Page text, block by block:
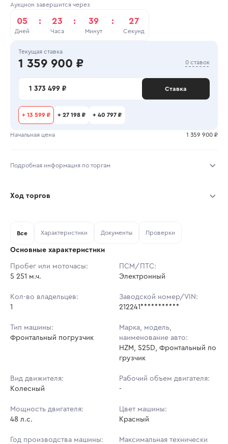
Аукцион завершится через
05
Дней
: 23
Часа
: 39
Минут
: 27
Секунд
Текущая ставка
1 359 900 ₽ 0 ставок
1 373 499 ₽ Ставка
+ 13 599 ₽ + 27 198 ₽ + 40 797 ₽
Начальная цена 1 359 900 ₽
Подробная информация по торгам
Тип аукциона: Открытые торги
Шаг торгов: 13 599 ₽
Кол-во ставок:
Ход торгов
Ставок не найдено
в аукционах
Все Характеристики Документы Проверки
Основные характеристики
Пробег или моточасы:
5 251 м.ч.
ПСМ/ПТС:
Электронный
Кол-во владельцев:
1
Заводской номер/VIN:
212241***********
Тип машины:
Фронтальный погрузчик
Марка, модель,
наименование авто:
HZM, S25D, Фронтальный по
грузчик
Вид движителя:
Колесный
Рабочий объем двигателя:
-
Мощность двигателя:
48 л.с.
Цвет машины:
Красный
Год производства машины:
Максимальная технически